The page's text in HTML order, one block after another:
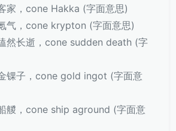
家，cone Hakka (字面意思)
气，cone krypton (字面意思)
然长逝，cone sudden death (字
锞子，cone gold ingot (字面意
艐，cone ship aground (字面意